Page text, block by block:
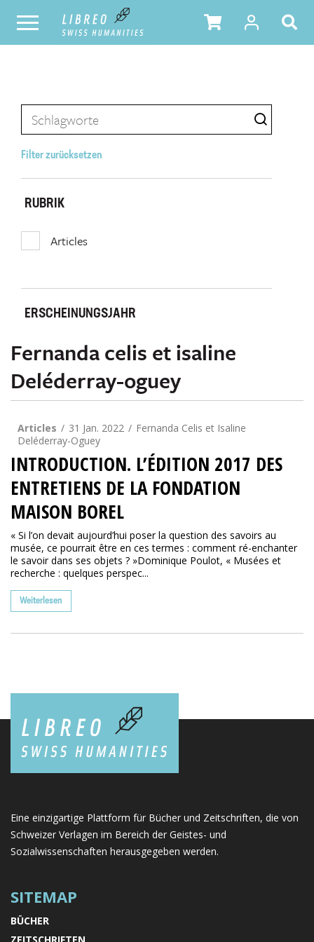
Filter zurücksetzen
RUBRIK
Articles
ERSCHEINUNGSJAHR
Fernanda celis et isaline
Deléderray-oguey
Articles 31 Jan. 2022
Fernanda Celis et Isaline
Deléderray-Oguey
INTRODUCTION. L’ÉDITION 2017 DES
ENTRETIENS DE LA FONDATION
MAISON BOREL
« Si l’on devait aujourd’hui poser la question des savoirs au
musée, ce pourrait être en ces termes : comment ré-enchanter
le savoir dans ses objets ? »Dominique Poulot, « Musées et
recherche : quelques perspec...
Weiterlesen
Eine einzigartige Plattform für Bücher und Zeitschriften, die von
Schweizer Verlagen im Bereich der Geistes- und
Sozialwissenschaften herausgegeben werden.
SITEMAP
BÜCHER